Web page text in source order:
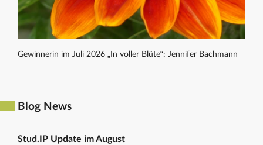
Gewinnerin im Juli 2026 „In voller Blüte“: Jennifer Bachmann
Blog News
Stud.IP Update im August